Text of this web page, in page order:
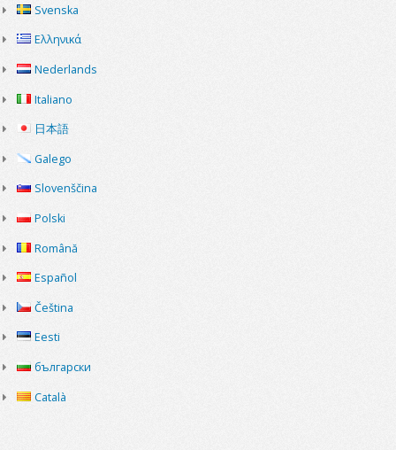
Svenska
Ελληνικά
Nederlands
Italiano
日本語
Galego
Slovenščina
Polski
Română
Español
Čeština
Eesti
български
Català